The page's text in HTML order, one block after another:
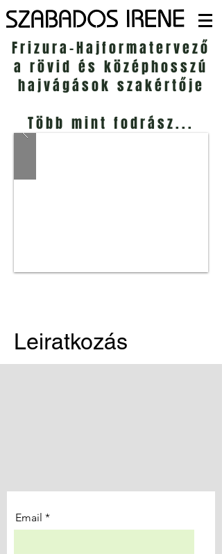
Frizura-Hajformatervező
a rövid és középhosszú
hajvágások szakértője
Több mint fodrász...
Leiratkozás
Email